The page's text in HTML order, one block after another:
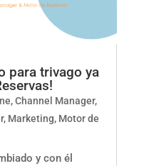
para trivago ya
,Channel Manager,
, Marketing, Motor de
y con él